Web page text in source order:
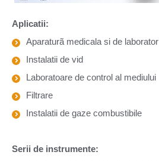
Aplicatii:
Aparaturã medicala si de laborator
Instalatii de vid
Laboratoare de control al mediului
Filtrare
Instalatii de gaze combustibile
Serii de instrumente: